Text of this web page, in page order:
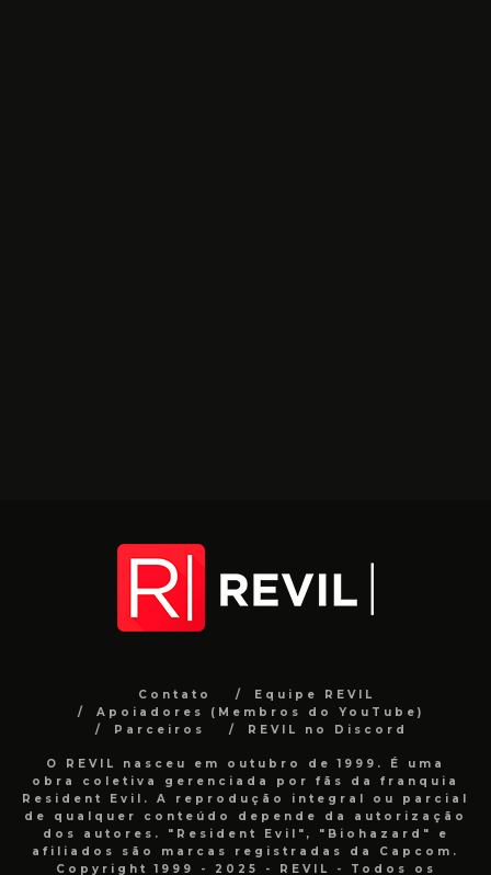
Contato
Equipe REVIL
Apoiadores (Membros do YouTube)
Parceiros
REVIL no Discord
O REVIL nasceu em outubro de 1999. É uma
obra coletiva gerenciada por fãs da franquia
Resident Evil. A reprodução integral ou parcial
de qualquer conteúdo depende da autorização
dos autores. "Resident Evil", "Biohazard" e
afiliados são marcas registradas da Capcom.
Copyright 1999 - 2025 - REVIL - Todos os